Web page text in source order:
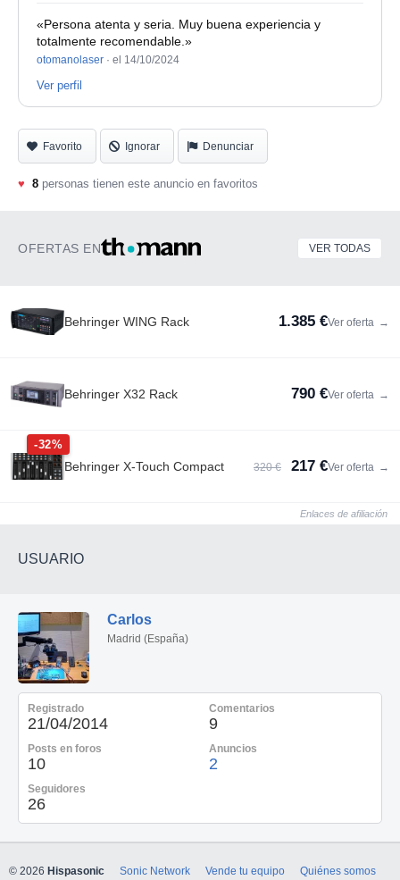
fotografías.
«Persona atenta y seria. Muy buena experiencia y
totalmente recomendable.»
otomanolaser · el 14/10/2024
Ver perfil
Favorito Ignorar Denunciar
♥ 8 personas tienen este anuncio en favoritos
OFERTAS EN VER TODAS
Behringer WING Rack 1.385 €Ver oferta →
Behringer X32 Rack 790 €Ver oferta →
-32%
Behringer X-Touch Compact 320 € 217 €Ver oferta →
Enlaces de afiliación
USUARIO
Carlos
Madrid (España)
Registrado
21/04/2014
Comentarios
9
Posts en foros
10
Anuncios
2
Seguidores
26
© 2026 Hispasonic Sonic Network Vende tu equipo Quiénes somos